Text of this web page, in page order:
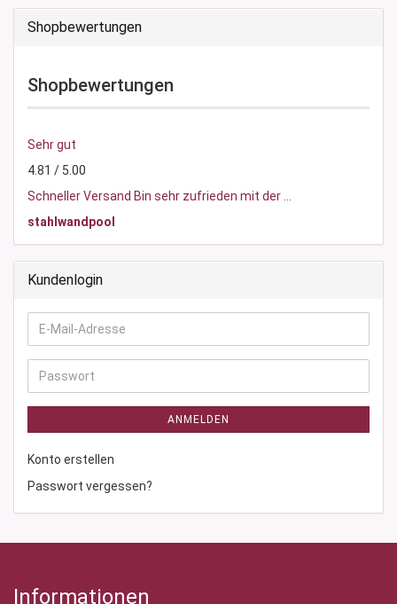
Shopbewertungen
Shopbewertungen
Sehr gut
4.81 / 5.00
Schneller Versand Bin sehr zufrieden mit der ...
stahlwandpool
Kundenlogin
E-
Mail-
Adresse
Passwort
ANMELDEN
Konto erstellen
Passwort vergessen?
Informationen